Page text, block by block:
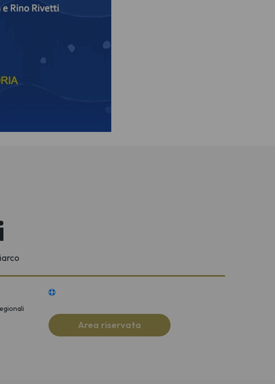
Area riservata